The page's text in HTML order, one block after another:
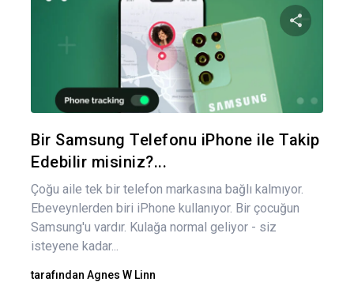
Bir Samsung Telefonu iPhone ile Takip
Edebilir misiniz?...
Çoğu aile tek bir telefon markasına bağlı kalmıyor.
Ebeveynlerden biri iPhone kullanıyor. Bir çocuğun
Samsung'u vardır. Kulağa normal geliyor - siz
isteyene kadar...
tarafından Agnes W Linn